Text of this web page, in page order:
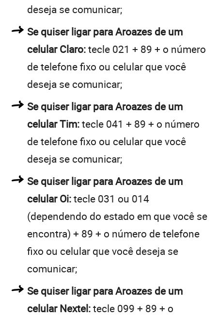
deseja se comunicar;
Se quiser ligar para Aroazes de um
celular Claro:tecle 021 + 89 + o número
de telefone fixo ou celular que você
deseja se comunicar;
Se quiser ligar para Aroazes de um
celular Tim:tecle 041 + 89 + o número
de telefone fixo ou celular que você
deseja se comunicar;
Se quiser ligar para Aroazes de um
celular Oi:tecle 031 ou 014
(dependendo do estado em que você se
encontra) + 89 + o número de telefone
fixo ou celular que você deseja se
comunicar;
Se quiser ligar para Aroazes de um
celular Nextel:tecle 099 + 89 + o